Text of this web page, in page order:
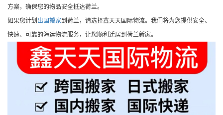
方案，确保您的物品安全抵达荷兰。
如果您计划 出国搬家到荷兰，请选择鑫天天国际物流。我们将为您提供安全、
快速、可靠的海运物流服务，让您顺利迁居到荷兰新家。